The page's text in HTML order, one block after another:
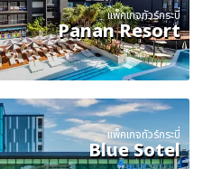
แพ็คเกจทัวร์กระบี่
Panan Resort
แพ็คเกจทัวร์กระบี่
Blue Sotel